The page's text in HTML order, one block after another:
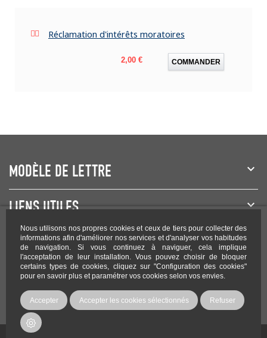
Nous utilisons nos propres cookies et ceux de tiers pour collecter des
informations afin d'améliorer nos services et d'analyser vos habitudes
de navigation. Si vous continuez à naviguer, cela implique
l'acceptation de leur installation. Vous pouvez choisir de bloquer
certains types de cookies, cliquez sur "Configuration des cookies"
pour en savoir plus et paramétrer vos cookies selon vos envies.
Accepter Accepter les cookies sélectionnés Refuser
Réclamation d'intérêts moratoires
Prix
2,00 € COMMANDER
MODÈLE DE LETTRE
LIENS UTILES
NEWSLETTER